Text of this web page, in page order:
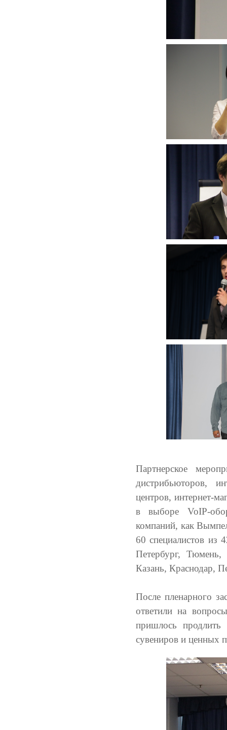
Партнерское
дистрибьюторов,
центров, интернет-
в выборе VoIP-
компаний, как
60 специалистов из
Петербург, Тюмень,
Казань, Краснодар,
После пленарного
ответили на
пришлось
сувениров и ценных